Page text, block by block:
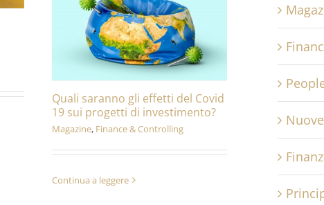
Quali saranno gli effetti del Covid
19 sui progetti di investimento?
Magazine, Finance & Controlling
Continua a leggere